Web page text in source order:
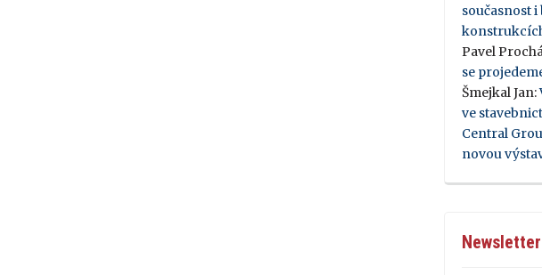
současnost
Pavel
se
Šmejkal Jan:
ve
Central
novou
Newsletter